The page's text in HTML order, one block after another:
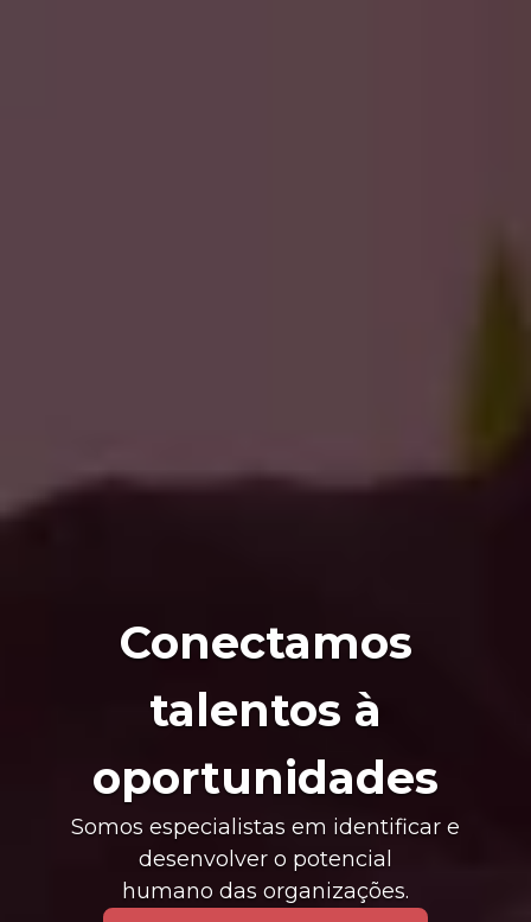
Conectamos
talentos à
oportunidades
Somos especialistas em identificar e
desenvolver o potencial
humano das organizações.